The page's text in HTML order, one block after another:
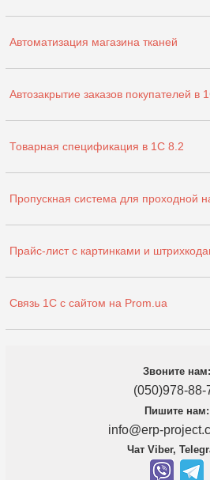
Автоматизация магазина тканей
Автозакрытие заказов покупателей в
Товарная спецификация в 1С 8.2
Пропускная система для проходной
Прайс-лист с картинками и
Связь 1С с сайтом на Prom.ua
Звоните нам:
(050)978-88-
Пишите нам:
info@erp-
Чат Viber,